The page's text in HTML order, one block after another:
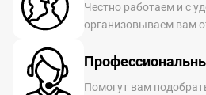
Честно работаем и с
организовываем вам
Помогут вам